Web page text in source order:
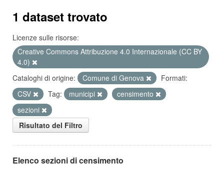
1 dataset trovato
Licenze sulle risorse:
Creative Commons Attribuzione 4.0 Internazionale (CC BY
4.0)
Cataloghi di origine:
Comune di Genova
Formati:
CSV
Tag: municipi
censimento
sezioni
Risultato del Filtro
Elenco sezioni di censimento